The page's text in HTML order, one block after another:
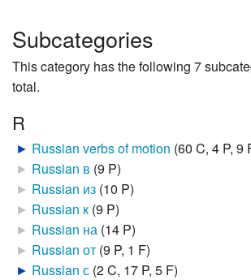
Subcategories
This category has the following 7
total.
R
► Russian verbs of motion (60 C, 4 P, 9
► Russian в (9 P)
► Russian из (10 P)
► Russian к (9 P)
► Russian на (14 P)
► Russian от (9 P, 1 F)
► Russian с (2 C, 17 P, 5 F)